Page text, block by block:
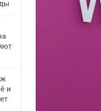
и